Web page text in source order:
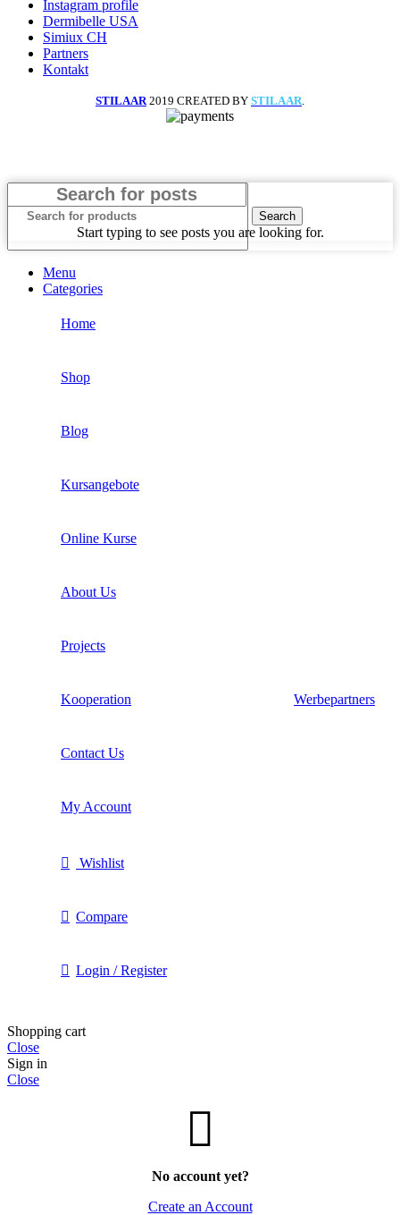
Instagram profile
Dermibelle USA
Simiux CH
Partners
Kontakt
STILAAR 2019 CREATED BY STILAAR
Start typing to see posts you are looking for.
Search
Menu
Categories
Home
Shop
Blog
Kursangebote
Online Kurse
About Us
Projects
Kooperation Werbepartners
Contact Us
My Account
Wishlist
Compare
Login / Register
Shopping cart
Close
Sign in
Close
No account yet?
Create an Account